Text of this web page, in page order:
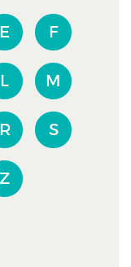
E F
L M
R S
Z